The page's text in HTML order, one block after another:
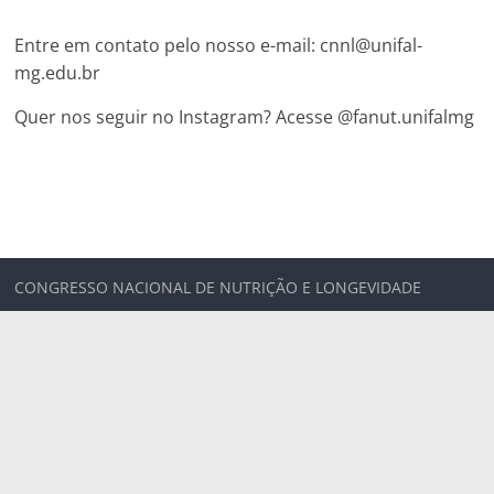
Entre em contato pelo nosso e-mail: cnnl@unifal-
mg.edu.br
Quer nos seguir no Instagram? Acesse @fanut.unifalmg
CONGRESSO NACIONAL DE NUTRIÇÃO E LONGEVIDADE